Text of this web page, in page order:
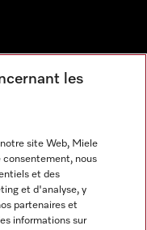
les
site Web, Miele
consentement, nous
et des
et d'analyse, y
partenaires et
informations sur